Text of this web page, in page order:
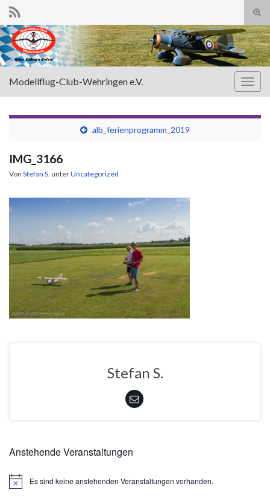
Search for:
Modellflug-Club-Wehringen e.V.
alb_ferienprogramm_2019
IMG_3166
Von Stefan S. unterUncategorized
Stefan S.
Anstehende Veranstaltungen
HinweisEs sind keine anstehenden Veranstaltungen vorhanden.